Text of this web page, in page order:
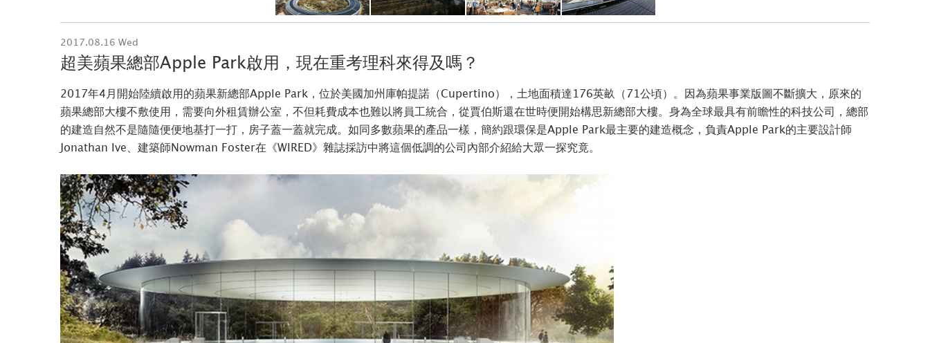
2017.08.16 Wed
超美蘋果總部Apple Park啟用，現在重考理科來得及嗎？
2017年4月開始陸續啟用的蘋果新總部Apple Park，位於美國加州庫帕提諾（Cupertino），土地面積達176英畝（71公頃）。因為蘋果事業版圖不斷擴大，原來的
蘋果總部大樓不敷使用，需要向外租賃辦公室，不但耗費成本也難以將員工統合，從賈伯斯還在世時便開始構思新總部大樓。身為全球最具有前瞻性的科技公司，總部
的建造自然不是隨隨便便地基打一打，房子蓋一蓋就完成。如同多數蘋果的產品一樣，簡約跟環保是Apple Park最主要的建造概念，負責Apple Park的主要設計師
Jonathan Ive、建築師Nowman Foster在《WIRED》雜誌採訪中將這個低調的公司內部介紹給大眾一探究竟。